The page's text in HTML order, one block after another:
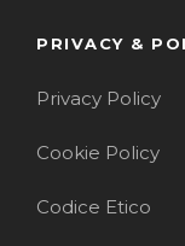
PRIVACY &
Privacy Policy
Cookie Policy
Codice Etico